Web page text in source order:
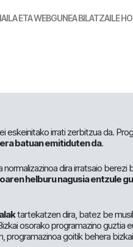
ETA WEBGUNEA BILATZAILE
eskeinitako irrati zerbitzua da.
batuan emitiduten da.
normalizazinoa dira irratsaio berezi
helburu nagusia entzule
tartekatzen dira, batez be
osorako programazino guztia
programazinoa goitik behera